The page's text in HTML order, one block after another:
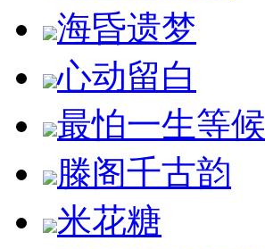
海昏遗梦
心动留白
最怕一生等候
滕阁千古韵
米花糖